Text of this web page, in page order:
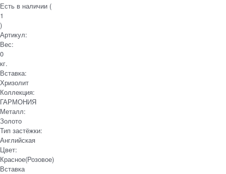
Есть в наличии (
1
)
Артикул:
Вес:
0
кг.
Вставка:
Хризолит
Коллекция:
ГАРМОНИЯ
Металл:
Золото
Тип застёжки:
Английская
Цвет:
Красное(Розовое)
Вставка